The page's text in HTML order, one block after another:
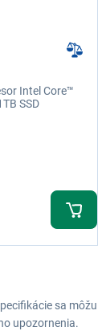
Intel Core™
SSD
sa môžu
upozornenia.